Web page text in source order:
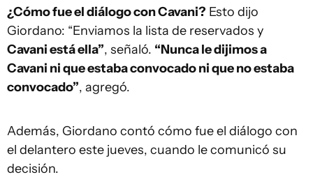
¿Cómo fue el diálogo con Cavani? Esto dijo
Giordano: “Enviamos la lista de reservados y
Cavani está ella”, señaló. “Nunca le dijimos a
Cavani ni que estaba convocado ni que no estaba
convocado”, agregó.
Además, Giordano contó cómo fue el diálogo con
el delantero este jueves, cuando le comunicó su
decisión.